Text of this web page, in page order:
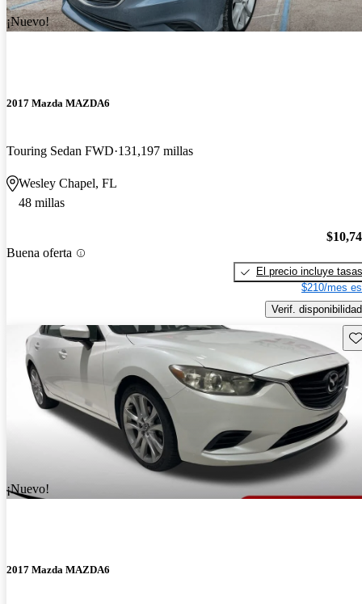
¡Nuevo!
2017 Mazda MAZDA6
Touring Sedan FWD 131,197 millas
Wesley Chapel, FL
48 millas
Buena oferta
El precio incluye tasas
$210/mes
Verif. disponibilidad
¡Nuevo!
2017 Mazda MAZDA6